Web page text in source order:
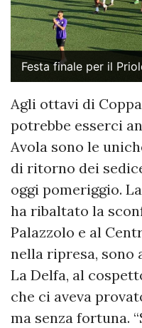
Festa finale per il
Agli ottavi di
potrebbe esserci
Avola sono le
di ritorno dei
oggi pomeriggio.
ha ribaltato la
Palazzolo e al
nella ripresa,
La Delfa, al
che ci aveva
ma senza fortuna.